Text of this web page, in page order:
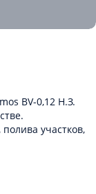
BV-0,12 Н.З.
участков,